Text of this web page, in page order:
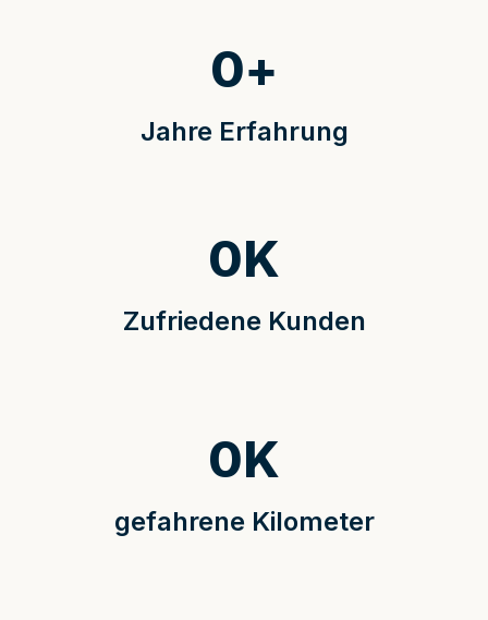
Jahre Erfahrung
0+
Zufriedene Kunden
0K
gefahrene Kilometer
0K